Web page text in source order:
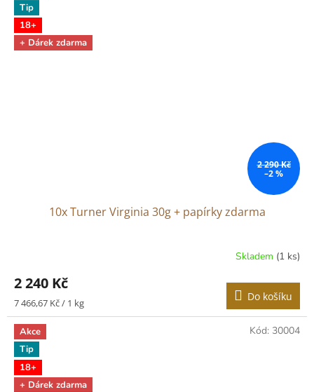
Tip
18+
+ Dárek zdarma
2 290 Kč
–2 %
10x Turner Virginia 30g + papírky zdarma
Skladem (1 ks)
2 240 Kč
Měrná
cena:
7 466,67 Kč / 1 kg Do košíku
Akce
Tip
18+
+ Dárek zdarma
Kód: 30004